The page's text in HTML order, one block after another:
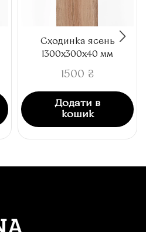
Сходинка ясень
1300x300x40 мм
1500 ₴
Додати в
кошик